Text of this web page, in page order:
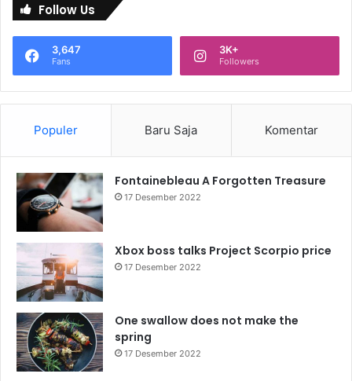
Follow Us
3,647
Fans
3K+
Followers
Populer Baru Saja Komentar
Fontainebleau A Forgotten Treasure
17 Desember 2022
Xbox boss talks Project Scorpio price
17 Desember 2022
One swallow does not make the
spring
17 Desember 2022